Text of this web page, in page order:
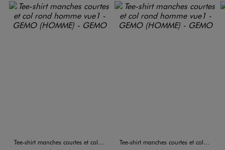
Tee-shirt manches courtes et col rond homme Tee-shirt manches courtes et col rond homme